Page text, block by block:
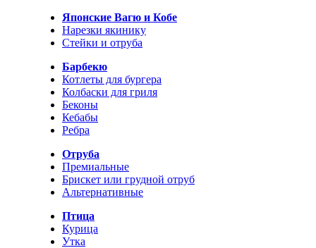
Японские Вагю и Кобе
Нарезки якинику
Стейки и отруба
Барбекю
Котлеты для бургера
Колбаски для гриля
Беконы
Кебабы
Ребра
Отруба
Премиальные
Брискет или грудной отруб
Альтернативные
Птица
Курица
Утка